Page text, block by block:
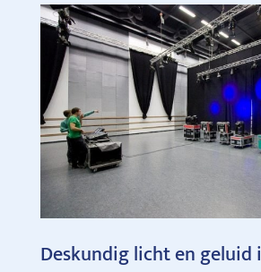
Deskundig licht en geluid